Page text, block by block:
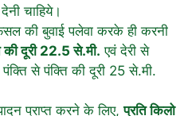
चाहिये।
की बुवाई पलेवा करके ही करनी
की दूरी 22.5 से.मी. एवं देरी से
से पंक्ति की दूरी 25 से.मी.
प्राप्त करने के लिए,प्रति किलो